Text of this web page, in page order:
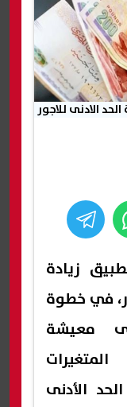
الحد الادنى للاجور
زيادة
في خطوة
معيشة
الأدنى